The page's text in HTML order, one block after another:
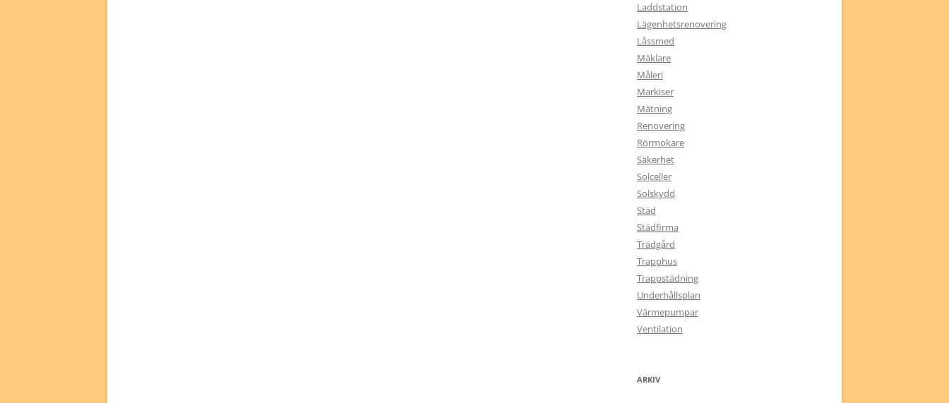
Laddstation
Lägenhetsrenovering
Låssmed
Mäklare
Måleri
Markiser
Mätning
Renovering
Rörmokare
Säkerhet
Solceller
Solskydd
Städ
Städfirma
Trädgård
Trapphus
Trappstädning
Underhållsplan
Värmepumpar
Ventilation
ARKIV